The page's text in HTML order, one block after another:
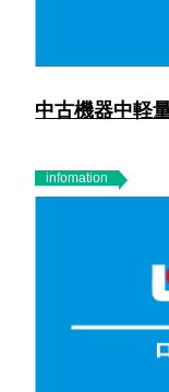
中古機器中軽
infomation